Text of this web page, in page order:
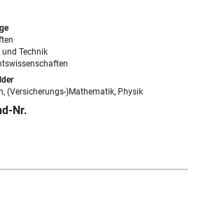
Technik
(Versicherungs-)Mathematik, Physik